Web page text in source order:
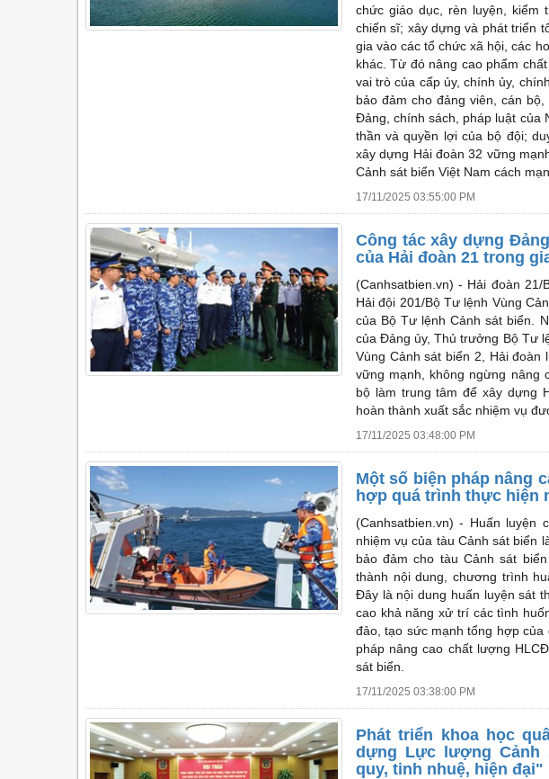
chức giáo dục, rèn luyện, kiểm
chiến sĩ; xây dựng và phát triển
gia vào các tổ chức xã hội, các
khác. Từ đó nâng cao phẩm
vai trò của cấp ủy, chính ủy,
bảo đảm cho đảng viên, cán
Đảng, chính sách, pháp luật của
thần và quyền lợi của bộ đội;
xây dựng Hải đoàn 32 vững
Cảnh sát biển Việt Nam cách
17/11/2025 03:55:00 PM
Công tác xây dựng
của Hải đoàn 21 trong
(Canhsatbien.vn) - Hải đoàn 21/
Hải đội 201/Bộ Tư lệnh Vùng
của Bộ Tư lệnh Cảnh sát biển.
của Đảng ủy, Thủ trưởng Bộ Tư
Vùng Cảnh sát biển 2, Hải
vững mạnh, không ngừng nâng
bộ làm trung tâm để xây dựng
hoàn thành xuất sắc nhiệm vụ
17/11/2025 03:48:00 PM
Một số biện pháp nâng
hợp quá trình thực hiện
(Canhsatbien.vn) - Huấn luyện
nhiệm vụ của tàu Cảnh sát biển
bảo đảm cho tàu Cảnh sát
thành nội dung, chương trình
Đây là nội dung huấn luyện sát
cao khả năng xử trí các tình
đảo, tạo sức mạnh tổng hợp
pháp nâng cao chất lượng
sát biển.
17/11/2025 03:38:00 PM
Phát triển khoa học
dựng Lực lượng Cảnh
quy, tinh nhuệ, hiện đại"